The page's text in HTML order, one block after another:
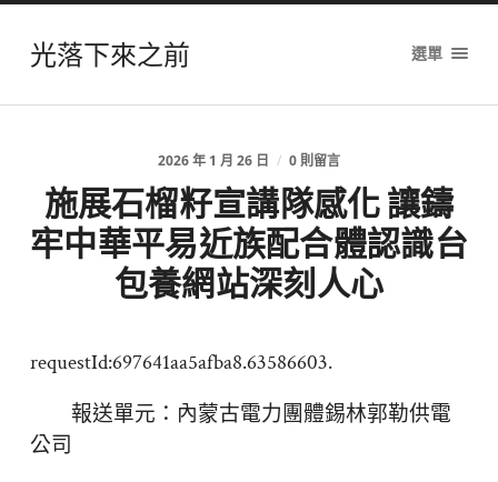
光落下來之前 選單
2026 年 1 月 26 日 / 0 則留言
施展石榴籽宣講隊感化 讓鑄
牢中華平易近族配合體認識台
包養網站深刻人心
requestId:697641aa5afba8.63586603.
報送單元：內蒙古電力團體錫林郭勒供電
公司